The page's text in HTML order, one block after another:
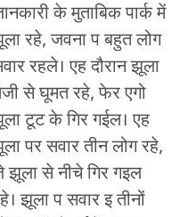
के मुताबिक पार्क में
रहे, जवना प बहुत लोग
रहले। एह दौरान झूला
से घूमत रहे, फेर एगो
टूट के गिर गईल। एह
पर सवार तीन लोग रहे,
झूला से नीचे गिर गइल
झूला प सवार इ तीनों